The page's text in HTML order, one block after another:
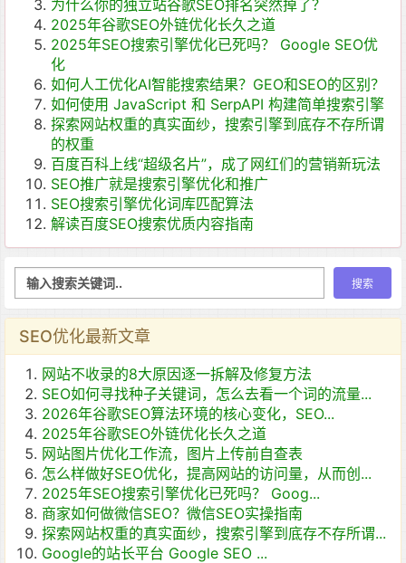
为什么你的独立站谷歌SEO排名突然掉了？
2025年谷歌SEO外链优化长久之道
2025年SEO搜索引擎优化已死吗？ Google SEO优
化
如何人工优化AI智能搜索结果？GEO和SEO的区别？
如何使用 JavaScript 和 SerpAPI 构建简单搜索引擎
探索网站权重的真实面纱，搜索引擎到底存不存所谓
的权重
百度百科上线“超级名片”，成了网红们的营销新玩法
SEO推广就是搜索引擎优化和推广
SEO搜索引擎优化词库匹配算法
解读百度SEO搜索优质内容指南
SEO优化最新文章
网站不收录的8大原因逐一拆解及修复方法
SEO如何寻找种子关键词，怎么去看一个词的流量...
2026年谷歌SEO算法环境的核心变化，SEO...
2025年谷歌SEO外链优化长久之道
网站图片优化工作流，图片上传前自查表
怎么样做好SEO优化，提高网站的访问量，从而创...
2025年SEO搜索引擎优化已死吗？ Goog...
商家如何做微信SEO？微信SEO实操指南
探索网站权重的真实面纱，搜索引擎到底存不存所谓...
Google的站长平台 Google SEO ...